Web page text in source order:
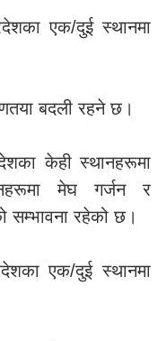
एक/दुई स्थानमा
बदली रहने छ।
केही स्थानहरूमा
मेघ गर्जन र
सम्भावना रहेको छ।
एक/दुई स्थानमा